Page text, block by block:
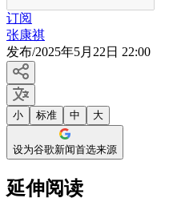
订阅
张康祺
发布/2025年5月22日 22:00
小 标准 中 大
设为谷歌新闻首选来源
延伸阅读